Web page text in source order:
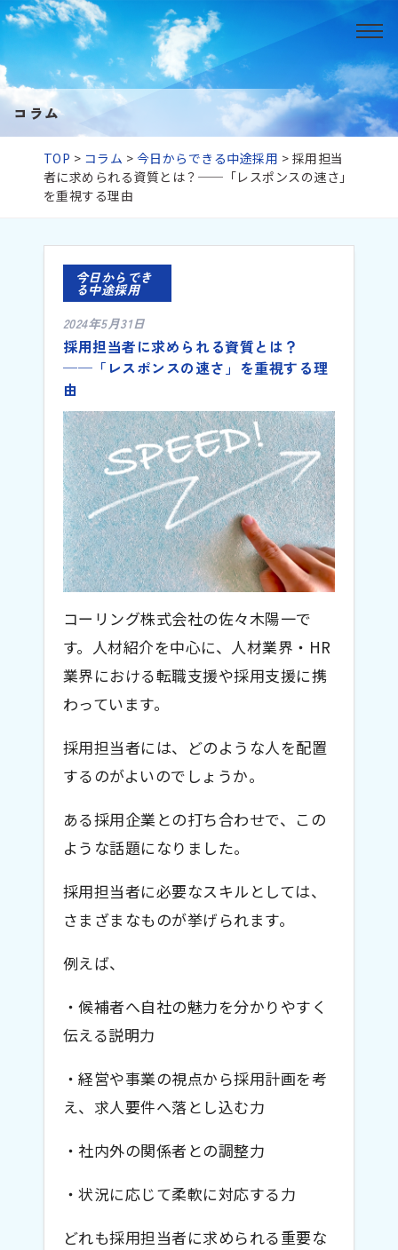
コラム
TOP > コラム > 今日からできる中途採用 > 採用担当
者に求められる資質とは？──「レスポンスの速さ」
を重視する理由
今日からでき
る中途採用
2024年5月31日
採用担当者に求められる資質とは？
──「レスポンスの速さ」を重視する理
由
コーリング株式会社の佐々木陽一で
す。人材紹介を中心に、人材業界・HR
業界における転職支援や採用支援に携
わっています。
採用担当者には、どのような人を配置
するのがよいのでしょうか。
ある採用企業との打ち合わせで、この
ような話題になりました。
採用担当者に必要なスキルとしては、
さまざまなものが挙げられます。
例えば、
・候補者へ自社の魅力を分かりやすく
伝える説明力
・経営や事業の視点から採用計画を考
え、求人要件へ落とし込む力
・社内外の関係者との調整力
・状況に応じて柔軟に対応する力
どれも採用担当者に求められる重要な